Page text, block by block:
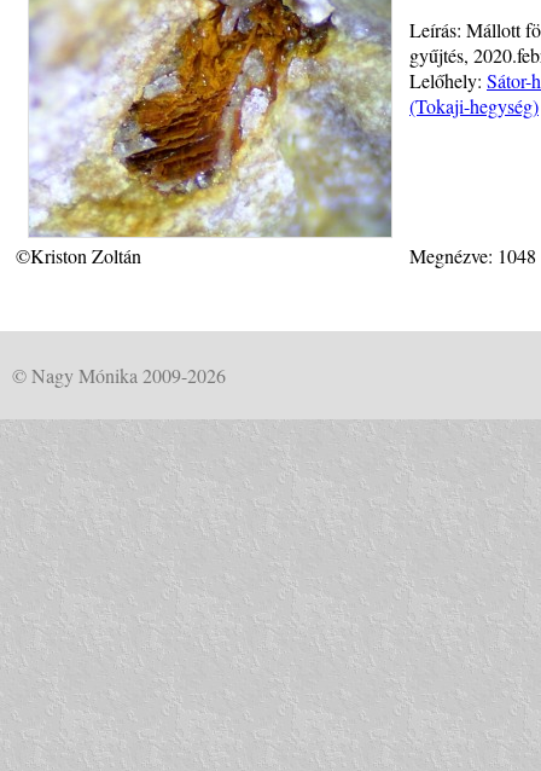
Leírás: Mállott
gyűjtés,
Lelőhely: Sátor-
(Tokaji-hegység)
©Kriston Zoltán Megnézve:
© Nagy Mónika 2009-2026